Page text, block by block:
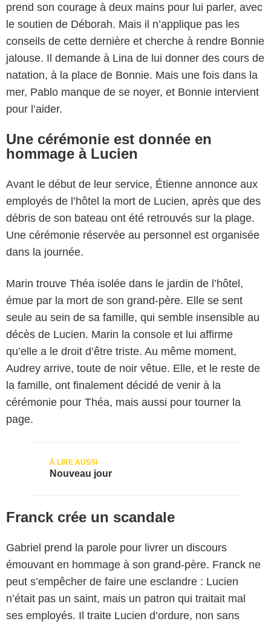
prend son courage à deux mains pour lui parler, avec
le soutien de Déborah. Mais il n’applique pas les
conseils de cette dernière et cherche à rendre Bonnie
jalouse. Il demande à Lina de lui donner des cours de
natation, à la place de Bonnie. Mais une fois dans la
mer, Pablo manque de se noyer, et Bonnie intervient
pour l’aider.
Une cérémonie est donnée en
hommage à Lucien
Avant le début de leur service, Étienne annonce aux
employés de l’hôtel la mort de Lucien, après que des
débris de son bateau ont été retrouvés sur la plage.
Une cérémonie réservée au personnel est organisée
dans la journée.
Marin trouve Théa isolée dans le jardin de l’hôtel,
émue par la mort de son grand-père. Elle se sent
seule au sein de sa famille, qui semble insensible au
décès de Lucien. Marin la console et lui affirme
qu’elle a le droit d’être triste. Au même moment,
Audrey arrive, toute de noir vêtue. Elle, et le reste de
la famille, ont finalement décidé de venir à la
cérémonie pour Théa, mais aussi pour tourner la
page.
Nouveau jour
Franck crée un scandale
Gabriel prend la parole pour livrer un discours
émouvant en hommage à son grand-père. Franck ne
peut s’empêcher de faire une esclandre : Lucien
n’était pas un saint, mais un patron qui traitait mal
ses employés. Il traite Lucien d’ordure, non sans